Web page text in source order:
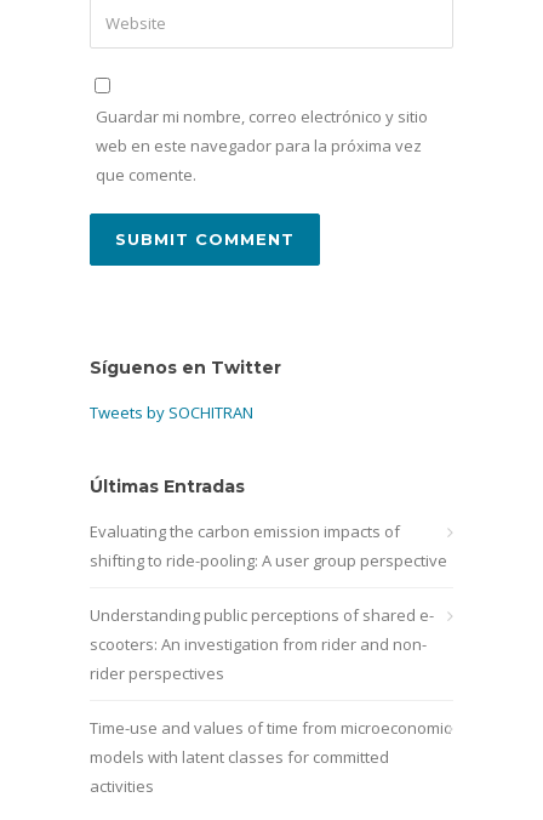
Guardar mi nombre, correo electrónico y sitio
web en este navegador para la próxima vez
que comente.
Síguenos en Twitter
Tweets by SOCHITRAN
Últimas Entradas
Evaluating the carbon emission impacts of
shifting to ride-pooling: A user group perspective
Understanding public perceptions of shared e-
scooters: An investigation from rider and non-
rider perspectives
Time-use and values of time from microeconomic
models with latent classes for committed
activities